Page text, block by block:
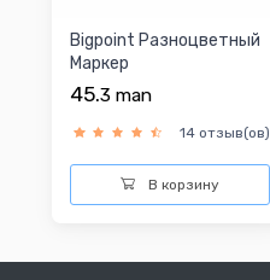
Bigpoint Разноцветный
Маркер
45.3 man
14 отзыв(ов)
В корзину